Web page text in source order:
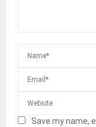
Save my name,